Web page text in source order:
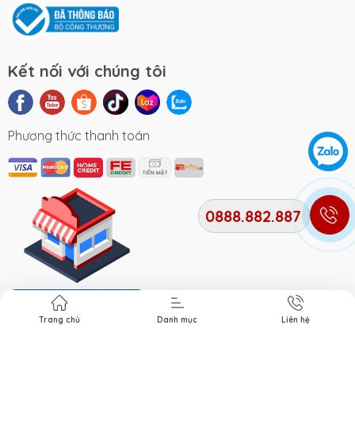
Kết nối với chúng tôi
Phương thức thanh toán
Địa chỉ cửa hàng
0888.882.887
Trang chủ Danh mục Liên hệ